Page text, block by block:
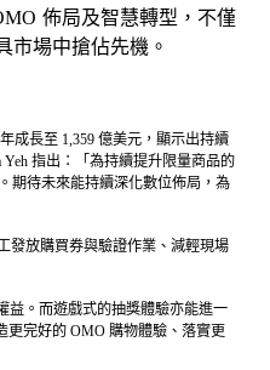
佈局及智慧轉型，不僅
市場中搶佔先機。
成長至 1,359 億美元，顯示出持續
指出：「為持續提升限量商品的
期待未來能持續深化數位佈局，為
發放購買券與驗證作業、減輕現場
益。而遊戲式的抽獎體驗亦能進一
更完好的 OMO 購物體驗、落實更